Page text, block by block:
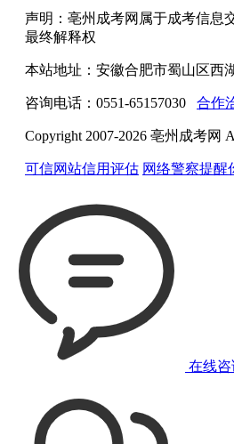
声明：亳州成考网属于成考信息
最终解释权
本站地址：安徽合肥市蜀山区西
咨询电话：0551-65157030 合作
Copyright 2007-2026 亳州成考网
可信网站信用评估 网络警察提醒
在线咨